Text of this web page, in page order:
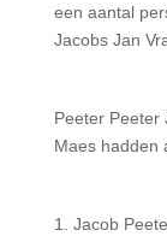
een aantal
Jacobs Jan
Peeter Peeter
Maes hadden
1. Jacob